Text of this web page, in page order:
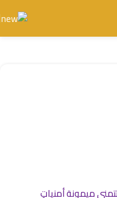
ميمونة أمنياتٍ